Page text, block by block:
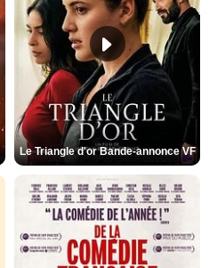
Le Triangle d'or Bande-annonce VF